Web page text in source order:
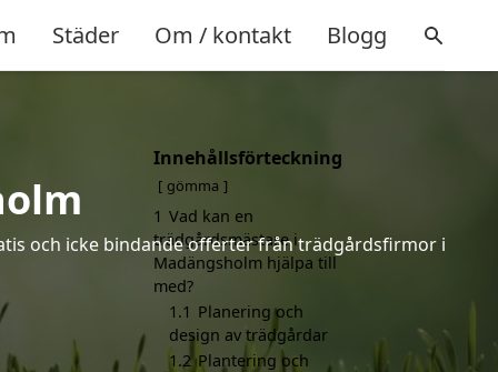
Städer Om / kontakt Blogg
och icke bindande offerter från trädgårdsfirmor i
Innehållsförteckning
gömma
1 Vad kan en
trädgårdsmästare i
Madängsholm hjälpa till
med?
1.1 Planering och
design av trädgårdar
1.2 Plantering och